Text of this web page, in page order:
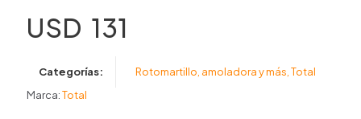
USD 131
Categorías: Rotomartillo, amoladora y más Total
Marca:Total